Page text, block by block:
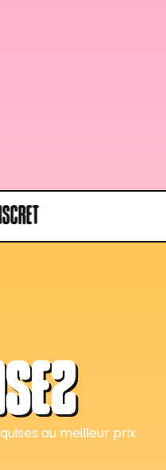
LIVRAISON
au meilleur prix